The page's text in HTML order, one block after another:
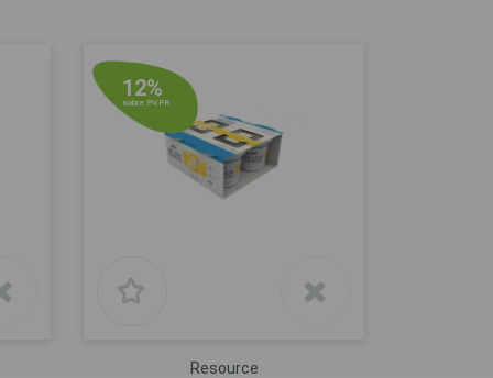
12%
sobre P.V.P.R
Resource